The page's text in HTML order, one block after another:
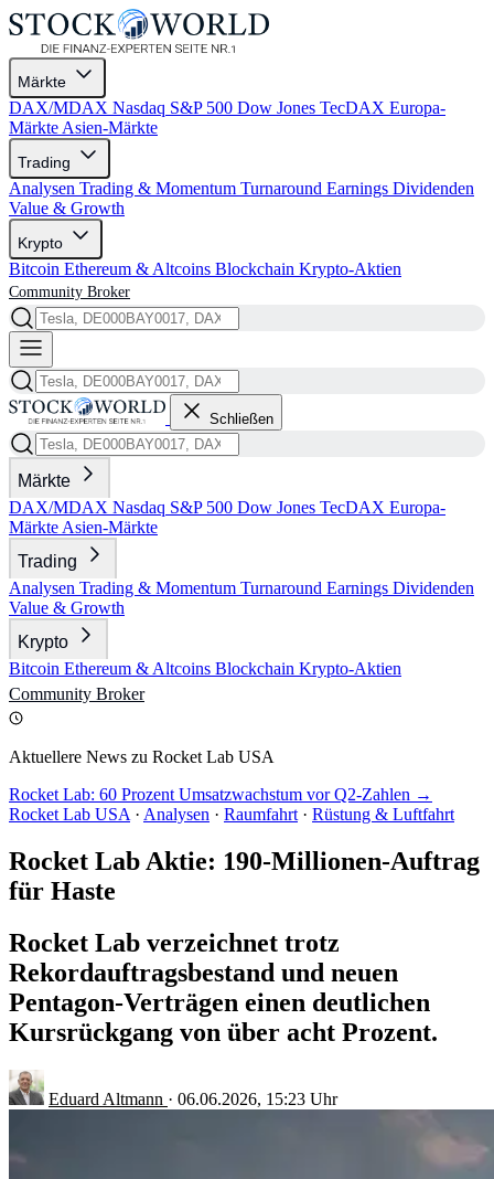
Märkte
DAX/MDAX Nasdaq S&P 500 Dow Jones TecDAX Europa-
Märkte Asien-Märkte
Trading
Analysen Trading & Momentum Turnaround Earnings Dividenden
Value & Growth
Krypto
Bitcoin Ethereum & Altcoins Blockchain Krypto-Aktien
Community Broker
Schließen
Märkte
DAX/MDAX Nasdaq S&P 500 Dow Jones TecDAX Europa-
Märkte Asien-Märkte
Trading
Analysen Trading & Momentum Turnaround Earnings Dividenden
Value & Growth
Krypto
Bitcoin Ethereum & Altcoins Blockchain Krypto-Aktien
Community Broker
Aktuellere News zu Rocket Lab USA
Rocket Lab: 60 Prozent Umsatzwachstum vor Q2-Zahlen →
Rocket Lab USA · Analysen · Raumfahrt · Rüstung & Luftfahrt
Rocket Lab Aktie: 190-Millionen-Auftrag
für Haste
Rocket Lab verzeichnet trotz
Rekordauftragsbestand und neuen
Pentagon-Verträgen einen deutlichen
Kursrückgang von über acht Prozent.
Eduard Altmann · 06.06.2026, 15:23 Uhr